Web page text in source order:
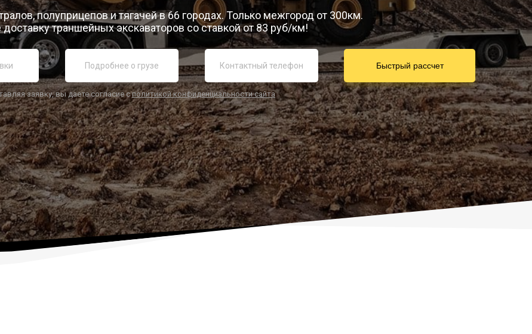
полуприцепов и тягачей в 66 городах. Только межгород от 300км.
траншейных экскаваторов со ставкой от 83 руб/км!
заявку, вы даете согласие сполитикой конфиденциальности сайта